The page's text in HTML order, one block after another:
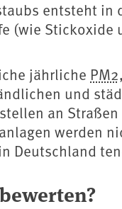
entsteht in
(wie
jährliche
und
an
werden
Deutschland